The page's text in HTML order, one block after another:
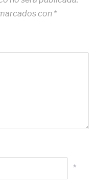
con *
*